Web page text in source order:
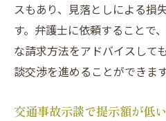
スもあり、見落としによる損
す。弁護士に依頼することで
な請求方法をアドバイスして
談交渉を進めることができます
交通事故示談で提示額が低